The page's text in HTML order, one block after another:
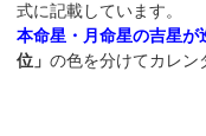
式に記載しています。
本命星・月命星の吉星が
位」の色を分けてカレン